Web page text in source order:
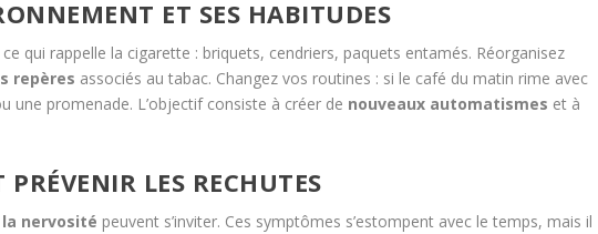
ET SES HABITUDES
qui rappelle la cigarette : briquets, cendriers, paquets entamés. Réorganisez
repères associés au tabac. Changez vos routines : si le café du matin rime avec
une promenade. L’objectif consiste à créer de nouveaux automatismes et à
PRÉVENIR LES RECHUTES
nervosité peuvent s’inviter. Ces symptômes s’estompent avec le temps, mais il